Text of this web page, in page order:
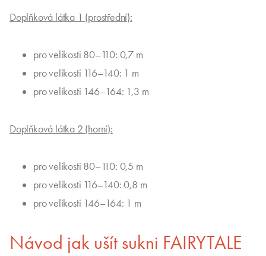
Doplňková látka 1 (prostřední):
pro velikosti 80–110: 0,7 m
pro velikosti 116–140: 1 m
pro velikosti 146–164: 1,3 m
Doplňková látka 2 (horní):
pro velikosti 80–110: 0,5 m
pro velikosti 116–140: 0,8 m
pro velikosti 146–164: 1 m
Návod jak ušít sukni FAIRYTALE